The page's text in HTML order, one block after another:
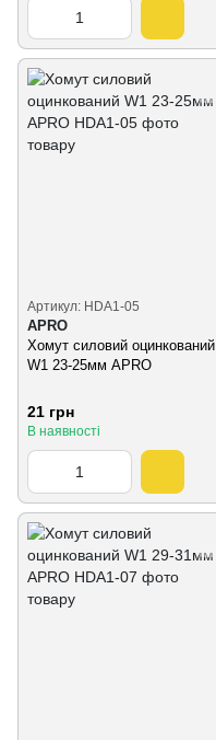
Артикул: HDA1-05
APRO
Хомут силовий оцинкований
W1 23-25мм APRO
21 грн
В наявності